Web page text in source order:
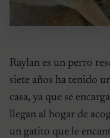
Raylan es un perro
siete años ha tenido
casa, ya que se
llegan al hogar de
un gatito que le